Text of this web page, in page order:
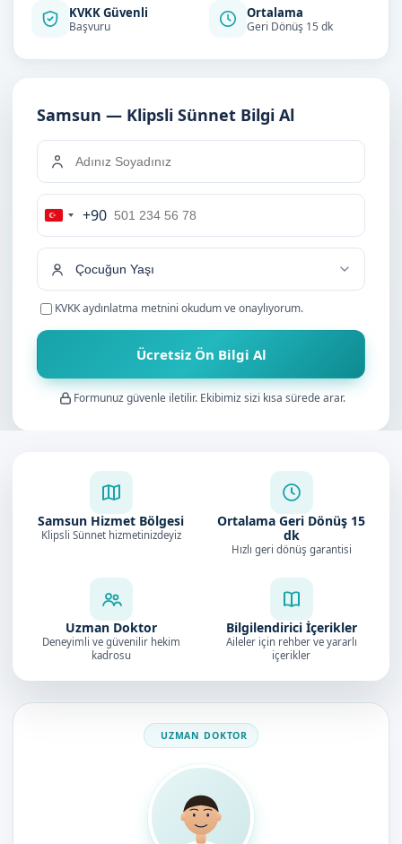
KVKK Güvenli
Başvuru
Ortalama
Geri Dönüş 15 dk
Samsun — Klipsli Sünnet Bilgi Al
Turkey
+90
+90
KVKK aydınlatma metnini okudum ve onaylıyorum.
Ücretsiz Ön Bilgi Al
Formunuz güvenle iletilir. Ekibimiz sizi kısa sürede arar.
Samsun Hizmet Bölgesi
Klipsli Sünnet hizmetinizdeyiz
Ortalama Geri Dönüş 15
dk
Hızlı geri dönüş garantisi
Uzman Doktor
Deneyimli ve güvenilir hekim
kadrosu
Bilgilendirici İçerikler
Aileler için rehber ve yararlı
içerikler
Doktorumuz